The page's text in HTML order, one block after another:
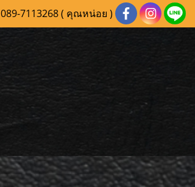
089-7113268 ( คุณหน่อย )